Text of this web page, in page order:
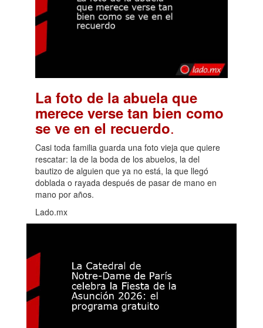
La foto de la abuela que
merece verse tan bien como
se ve en el recuerdo.
Casi toda familia guarda una foto vieja que quiere
rescatar: la de la boda de los abuelos, la del
bautizo de alguien que ya no está, la que llegó
doblada o rayada después de pasar de mano en
mano por años.
Lado.mx